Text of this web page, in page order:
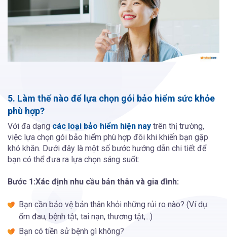
5. Làm thế nào để lựa chọn gói bảo hiểm sức khỏe
phù hợp?
Với đa dạng các loại bảo hiểm hiện nay trên thị trường,
việc lựa chọn gói bảo hiểm phù hợp đôi khi khiến bạn gặp
khó khăn. Dưới đây là một số bước hướng dẫn chi tiết để
bạn có thể đưa ra lựa chọn sáng suốt:
Bước 1:Xác định nhu cầu bản thân và gia đình:
Bạn cần bảo vệ bản thân khỏi những rủi ro nào? (Ví dụ:
ốm đau, bệnh tật, tai nạn, thương tật,...)
Bạn có tiền sử bệnh gì không?